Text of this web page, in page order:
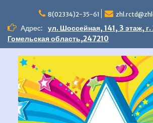
содержимому
8(02334)2-35-61
Адрес:
ул. Шоссейная, 141, 3 этаж,
Гомельская область,247210